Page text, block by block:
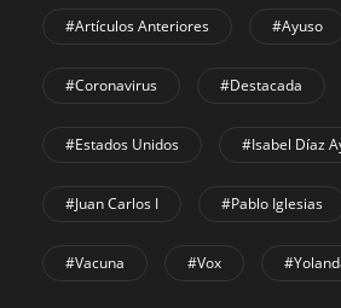
#Artículos Anteriores #Ayuso
#coronavirus #Destacada
#Estados Unidos #Isabel Díaz
#Juan Carlos I #Pablo Iglesias
#Vacuna #Vox